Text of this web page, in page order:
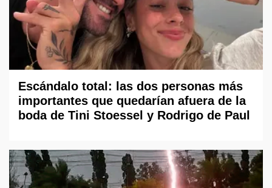
Escándalo total: las dos personas más
importantes que quedarían afuera de la
boda de Tini Stoessel y Rodrigo de Paul